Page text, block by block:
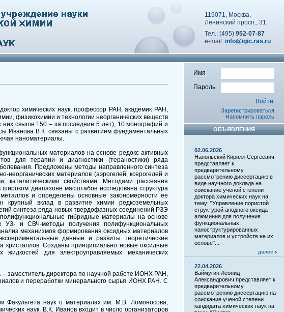
119071, Москва,
Ленинский просп., 31
Тел.: (495) 952-07-87
e-mail: info@igic.ras.ru
доктор химических наук, профессор РАН, академик РАН,
физикохимии и технологии неорганических веществ
них свыше 150 – за последние 5 лет), 10 монографий и
Иванова В.К. связаны с развитием фундаментальных
наноматериалы.
материалов на основе редокс-активных
для терапии и диагностики (тераностики) ряда
Предложены методы направленного синтеза
неорганических материалов (аэрогелей, ксерогелей и
каталитическими свойствами. Методами рассеяния
диапазоне масштабов исследована структура
и определены основные закономерности ее
крупный вклад в развитие химии редкоземельных
синтеза ряда новых твердофазных соединений РЗЭ
гибридные материалы на основе
и СВЧ-методы получения полифункциональных
механизмов формирования оксидных материалов
данные и развиты теоретические
кристаллов. Созданы принципиально новые оксидные
жидкостей для электроуправляемых механических
– заместитель директора по научной работе ИОНХ РАН,
и переработки минерального сырья ИОНХ РАН. С
Факультета наук о материалах им. М.В. Ломоносова,
наук. В.К. Иванов входит в число организаторов
Имя
Пароль
Зарегистрироваться
Напомнить пароль
ОБЪЯВЛЕНИЯ
02.06.2026
Напольский Кирилл Сергеевич
представляет к
предварительному
рассмотрению диссертацию в
виде научного доклада на
соискание ученой степени
доктора химических наук на
тему: "Управление пористой
структурой анодного оксида
алюминия для получения
функциональных
наноструктурированных
материалов и устройств на их
основе"...
далее
22.04.2026
Ваймугин Леонид
Александрович представляет к
предварительному
рассмотрению диссертацию на
соискание ученой степени
кандидата химических наук на